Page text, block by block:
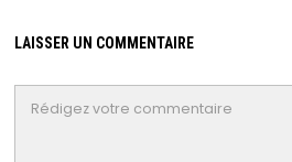
LAISSER UN COMMENTAIRE